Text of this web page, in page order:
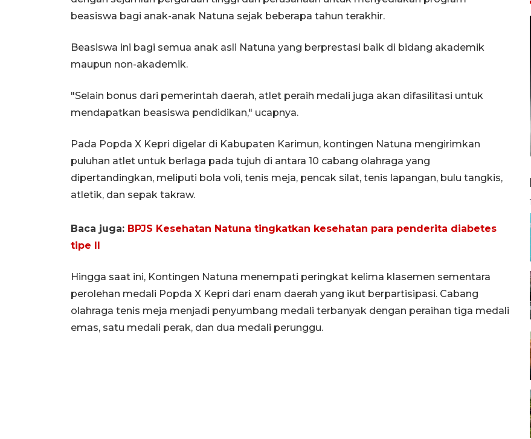
beasiswa bagi anak-anak Natuna sejak beberapa tahun terakhir.
Beasiswa ini bagi semua anak asli Natuna yang berprestasi baik di bidang akademik
maupun non-akademik.
"Selain bonus dari pemerintah daerah, atlet peraih medali juga akan difasilitasi untuk
mendapatkan beasiswa pendidikan," ucapnya.
Pada Popda X Kepri digelar di Kabupaten Karimun, kontingen Natuna mengirimkan
puluhan atlet untuk berlaga pada tujuh di antara 10 cabang olahraga yang
dipertandingkan, meliputi bola voli, tenis meja, pencak silat, tenis lapangan, bulu tangkis,
atletik, dan sepak takraw.
Baca juga: BPJS Kesehatan Natuna tingkatkan kesehatan para penderita diabetes
tipe II
Hingga saat ini, Kontingen Natuna menempati peringkat kelima klasemen sementara
perolehan medali Popda X Kepri dari enam daerah yang ikut berpartisipasi. Cabang
olahraga tenis meja menjadi penyumbang medali terbanyak dengan peraihan tiga medali
emas, satu medali perak, dan dua medali perunggu.